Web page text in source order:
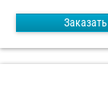
Заказать